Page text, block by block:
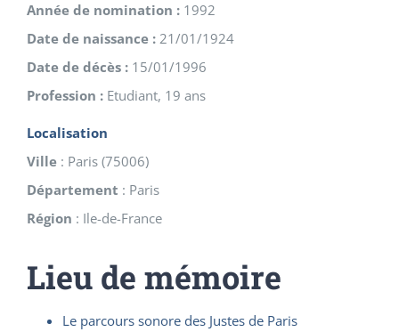
Année de nomination : 1992
Date de naissance : 21/01/1924
Date de décès : 15/01/1996
Profession : Etudiant, 19 ans
Localisation
Ville : Paris (75006)
Département : Paris
Région : Ile-de-France
Lieu de mémoire
Le parcours sonore des Justes de Paris